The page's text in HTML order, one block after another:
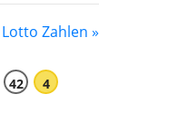
Lotto Zahlen »
42 4